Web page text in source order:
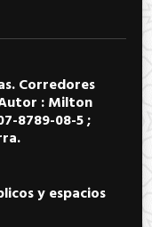
Corredores
: Milton
8789-08-5 ;
y espacios